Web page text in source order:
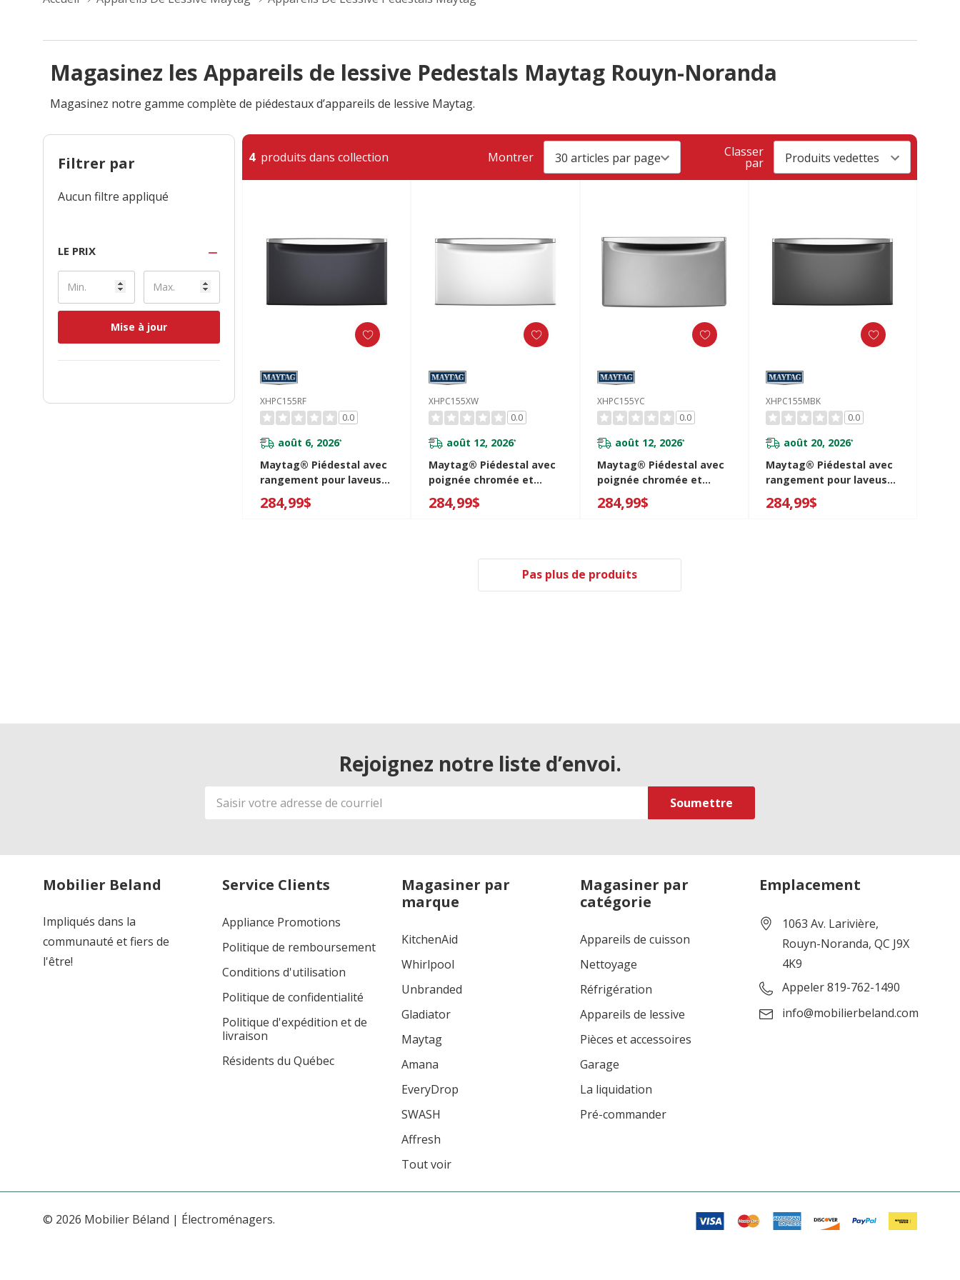
Magasinez les Appareils de lessive Pedestals Maytag Rouyn-Noranda
Magasinez notre gamme complète de piédestaux d’appareils de lessive Maytag.
Filtrer par
Aucun filtre appliqué
LE PRIX
Mise à jour
4produits dans collection Montrer Classer
par
XHPC155RF
0.0
août 6, 2026*
Maytag® Piédestal avec
rangement pour laveuse
et sécheuse à
chargement frontal de
284,99$
XHPC155XW
0.0
août 12, 2026*
Maytag® Piédestal avec
poignée chromée et
tiroir de rangement - 15.5
po (39.37 cm) XHPC155XW
284,99$
XHPC155YC
0.0
août 12, 2026*
Maytag® Piédestal avec
poignée chromée et
tiroir de rangement - 15.5
po (39.37 cm) XHPC155YC
284,99$
XHPC155MBK
0.0
août 20, 2026*
Maytag® Piédestal avec
rangement pour laveuse
et sécheuse à
chargement frontal de
284,99$
Pas plus de produits
Rejoignez notre liste d’envoi.
Adresse
de
Mobilier Beland
Impliqués dans la
communauté et fiers de
l'être!
Service Clients
Appliance Promotions
Politique de remboursement
Conditions d'utilisation
Politique de confidentialité
Politique d'expédition et de
livraison
Résidents du Québec
Magasiner par
marque
KitchenAid
Whirlpool
Unbranded
Gladiator
Maytag
Amana
EveryDrop
SWASH
Affresh
Tout voir
Magasiner par
catégorie
Appareils de cuisson
Nettoyage
Réfrigération
Appareils de lessive
Pièces et accessoires
Garage
La liquidation
Pré-commander
Emplacement
1063 Av. Larivière,
Rouyn-Noranda, QC J9X
4K9
Appeler 819-762-1490
info@mobilierbeland.com
© 2026 Mobilier Béland | Électroménagers.